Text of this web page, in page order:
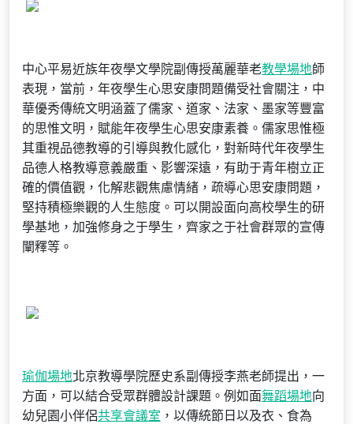
中心平易近族年夜學文學院副傳授萬麗華老教學場地師
表現，當前，年夜學生心思安康問題備受社會關注，中
華優秀傳統文明涵蓋了儒家、道家、法家、墨家等豐富
的思惟文明，賦能年夜學生心思安康素養。儒家思惟極
其重視品德教導的引導與教化感化，對新時代年夜學生
品德人格教導意義嚴重、影響深遠，有助于青年樹立正
確的價值觀，化解悲觀焦慮情緒，疏導心思安康問題，
堅持積極樂觀的人生態度。可以開設面向高校學生的研
學基地，加強修身之于學生，齊家之于社會群眾的宣傳
闡釋等。
瑜伽場地北京教導學院歷史系副傳授李燕老師提出，一
方面，可以結合受眾群體設計課題。例如面舞蹈場地向
幼兒園小伴侶共享會議室 ，以傳統節日以及衣、食為